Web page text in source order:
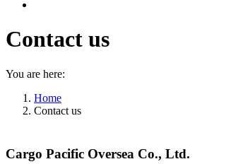
Contact us
You are here:
Home
Contact us
Cargo Pacific Oversea Co., Ltd.